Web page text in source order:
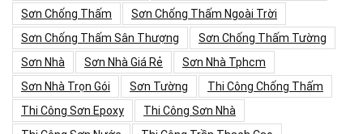
Sơn Chống Thấm
Sơn Chống Thấm Ngoài Trời
Sơn Chống Thấm Sân Thượng
Sơn Chống Thấm Tường
Sơn Nhà
Sơn Nhà Giá Rẻ
Sơn Nhà Tphcm
Sơn Nhà Trọn Gói
Sơn Tường
Thi Công Chống Thấm
Thi Công Sơn Epoxy
Thi Công Sơn Nhà